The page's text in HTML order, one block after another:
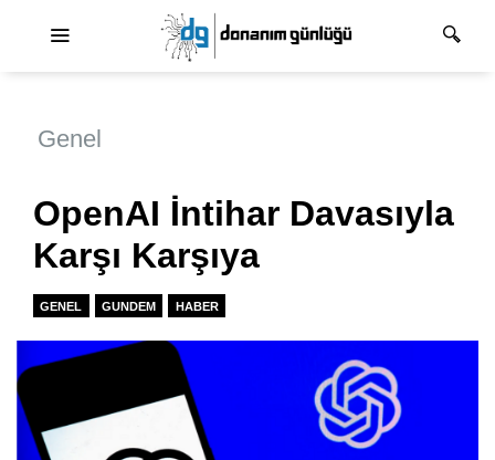
Genel
OpenAI İntihar Davasıyla
Karşı Karşıya
GENEL GUNDEM HABER